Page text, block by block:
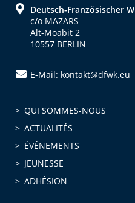
FooterDeutsch-Französischer
c/o MAZARS
Alt-Moabit 2
10557 BERLIN
E-Mail: kontakt@dfwk.eu
QUI SOMMES-NOUS
ACTUALITÉS
ÉVÉNEMENTS
JEUNESSE
ADHÉSION